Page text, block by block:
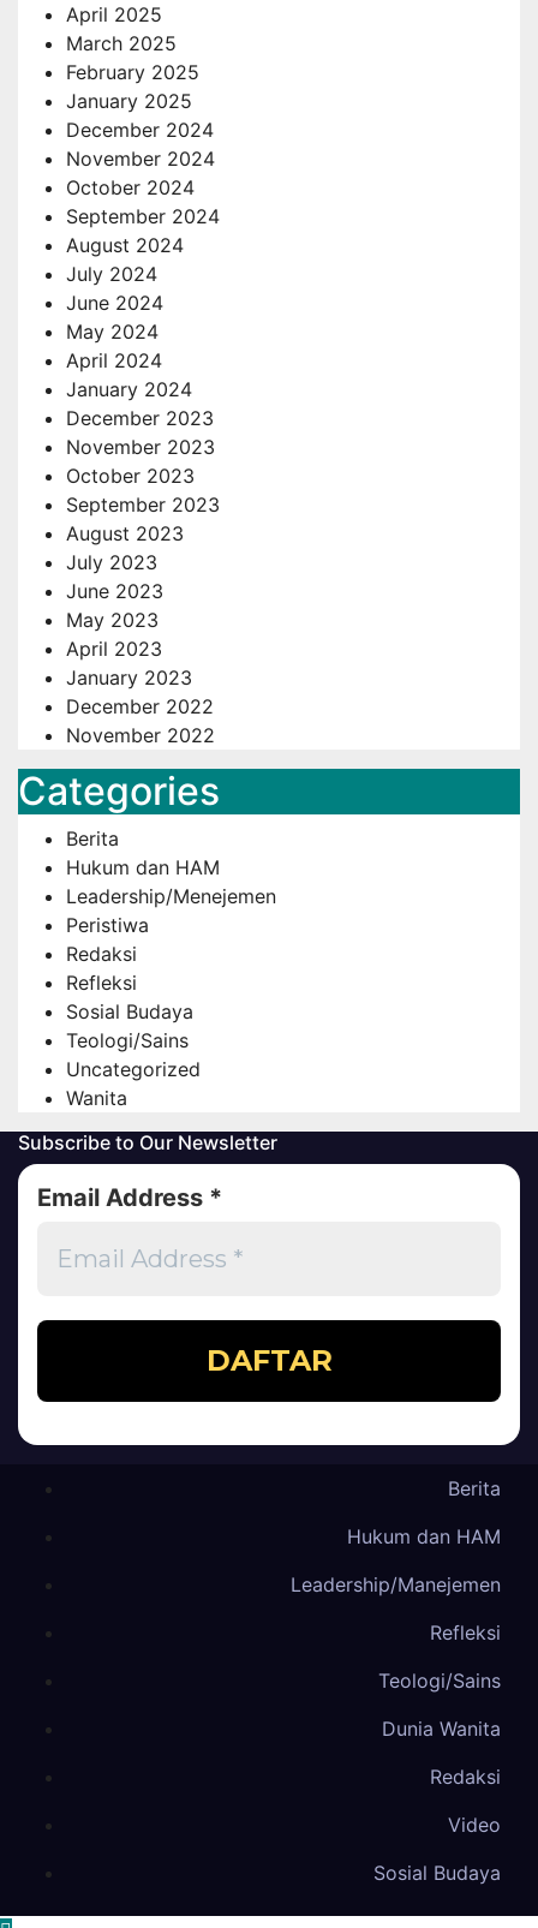
April 2025
March 2025
February 2025
January 2025
December 2024
November 2024
October 2024
September 2024
August 2024
July 2024
June 2024
May 2024
April 2024
January 2024
December 2023
November 2023
October 2023
September 2023
August 2023
July 2023
June 2023
May 2023
April 2023
January 2023
December 2022
November 2022
Categories
Berita
Hukum dan HAM
Leadership/Menejemen
Peristiwa
Redaksi
Refleksi
Sosial Budaya
Teologi/Sains
Uncategorized
Wanita
Subscribe to Our Newsletter
Email Address *
Berita
Hukum dan HAM
Leadership/Manejemen
Refleksi
Teologi/Sains
Dunia Wanita
Redaksi
Video
Sosial Budaya